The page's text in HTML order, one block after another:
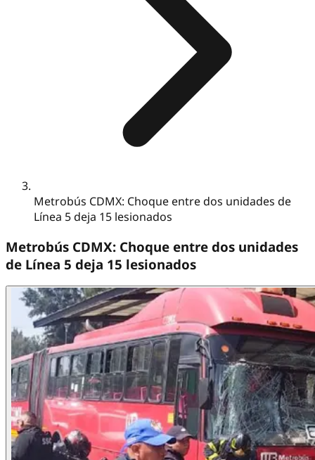
Metrobús CDMX: Choque entre dos unidades de
Línea 5 deja 15 lesionados
Metrobús CDMX: Choque entre dos unidades
de Línea 5 deja 15 lesionados